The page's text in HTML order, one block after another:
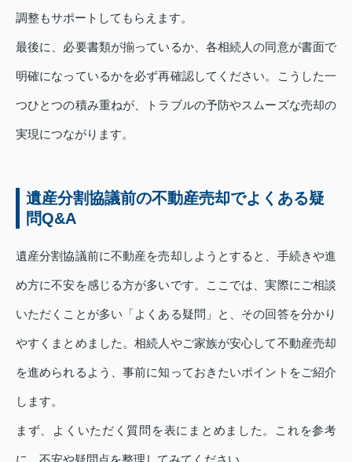
調整もサポートしてもらえます。
最後に、必要書類が揃っているか、各相続人の同意が書面で
明確になっているかを必ず再確認してください。こうした一
つひとつの積み重ねが、トラブルの予防やスムーズな売却の
実現につながります。
遺産分割協議前の不動産売却でよくある疑
問Q&A
遺産分割協議前に不動産を売却しようとすると、手続きや進
め方に不安を感じる方が多いです。ここでは、実際にご相談
いただくことが多い「よくある疑問」と、その回答を分かり
やすくまとめました。相続人やご家族が安心して不動産売却
を進められるよう、事前に知っておきたいポイントをご紹介
します。
まず、よくいただく質問を表にまとめました。これを参考
に、不安や疑問点を整理してみてください。